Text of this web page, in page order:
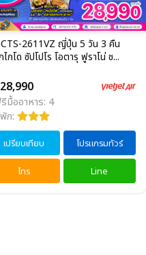
2611VZ ญี่ปุ่น 5 วัน 3 คืน
กโด ซัปโปโร โอตารุ ฟูราโน่ ช...
มื้ออาหาร: 4
ก:
เปรียบเทียบ โปรแกรมทัวร์
โทร Line